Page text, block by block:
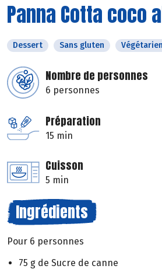
Panna Cotta coco
Dessert Sans gluten Végétarien
Nombre de personnes
6 personnes
Préparation
15 min
Cuisson
5 min
Ingrédients
Pour 6 personnes
75 g de Sucre de canne